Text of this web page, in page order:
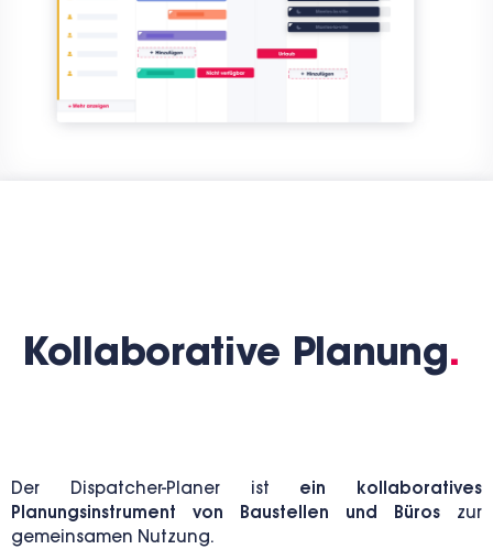
Kollaborative Planung.
Der Dispatcher-Planer ist ein kollaboratives
Planungsinstrument von Baustellen und Büros zur
gemeinsamen Nutzung.